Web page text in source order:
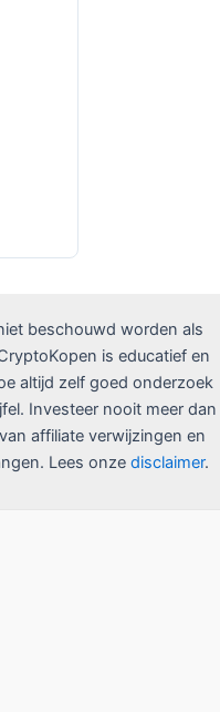
beschouwd worden als
is educatief en
altijd zelf goed onderzoek
Investeer nooit meer dan
affiliate verwijzingen en
Lees onze disclaimer.